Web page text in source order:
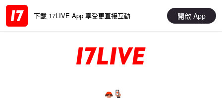
下載 17LIVE App 享受更直接互動 開啟 App